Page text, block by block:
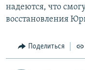
надеются, что
восстановления
Поделиться